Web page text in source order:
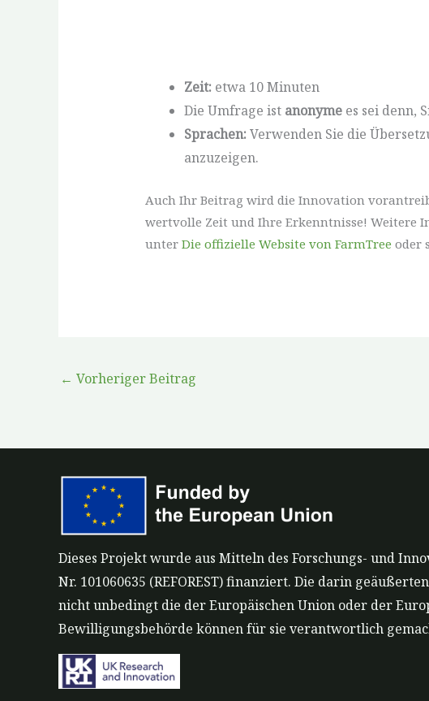
Zeit: etwa 10 Minuten
Die Umfrage ist anonymees sei denn,
Sprachen: Verwenden Sie die
anzuzeigen.
Auch Ihr Beitrag wird die Innovation
wertvolle Zeit und Ihre Erkenntnisse! Weitere
unter Die offizielle Website von FarmTree oder
← Vorheriger Beitrag
Dieses Projekt wurde aus Mitteln des Forschungs- und
Nr. 101060635 (REFOREST) finanziert. Die darin
nicht unbedingt die der Europäischen Union oder der
Bewilligungsbehörde können für sie verantwortlich